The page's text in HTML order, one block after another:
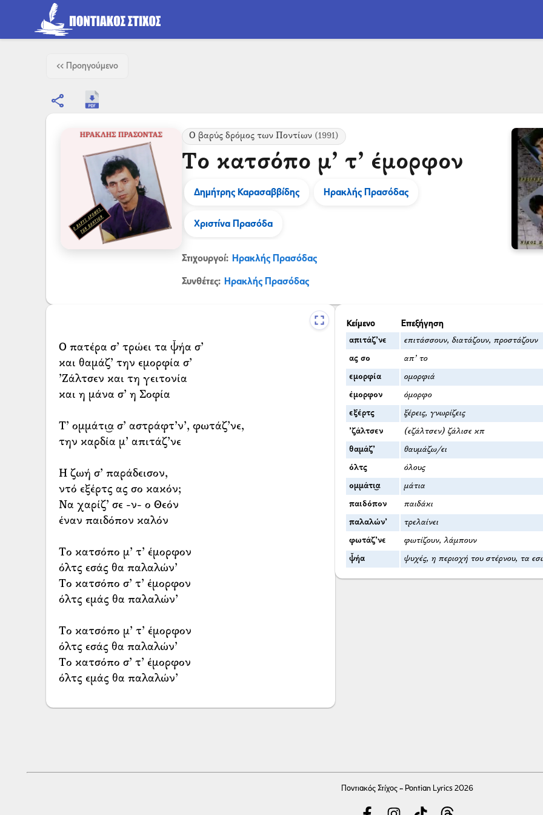
<< Προηγούμενο
share
Ο βαρύς δρόμος των Ποντίων (1991)
Το κατσόπο μ’ τ’ έμορφον
Δημήτρης Καρασαββίδης Ηρακλής Πρασόδας
Χριστίνα Πρασόδα
Στιχουργοί: Ηρακλής Πρασόδας
Συνθέτες: Ηρακλής Πρασόδας
Ο πατέρα σ’ τρώει τα ψ̌ήα σ’
και θαμάζ’ την εμορφία σ’
’Ζάλτσεν και τη γειτονία
και η μάνα σ’ η Σοφία
Τ’ ομμάτι͜α σ’ αστράφτ’ν’, φωτάζ’νε,
την καρδία μ’ απιτάζ’νε
Η ζωή σ’ παράδεισον,
ντό εξέρτς ας σο κακόν;
Να χαρίζ’ σε -ν- ο Θεόν
έναν παιδόπον καλόν
Το κατσόπο μ’ τ’ έμορφον
όλτς εσάς θα παλαλών’
Το κατσόπο σ’ τ’ έμορφον
όλτς εμάς θα παλαλών’
Το κατσόπο μ’ τ’ έμορφον
όλτς εσάς θα παλαλών’
Το κατσόπο σ’ τ’ έμορφον
όλτς εμάς θα παλαλών’
Κείμενο Επεξήγηση
απιτάζ’νε επιτάσσουν, διατάζουν, προστάζουν
ας σο απ’ το
εμορφία ομορφιά
έμορφον όμορφο
εξέρτς ξέρεις, γνωρίζεις
’ζάλτσεν (εζάλτσεν) ζάλισε κπ
θαμάζ’ θαυμάζω/ει
όλτς όλους
ομμάτι͜α μάτια
παιδόπον παιδάκι
παλαλών’ τρελαίνει
φωτάζ’νε φωτίζουν, λάμπουν
ψ̌ήα ψυχές, η περιοχή του στέρνου, τα
Ποντιακός Στίχος - Pontian Lyrics 2026